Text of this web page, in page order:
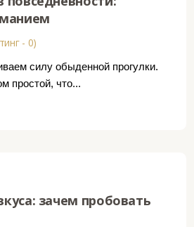
- 0)
силу обыденной прогулки.
простой, что...
зачем пробовать